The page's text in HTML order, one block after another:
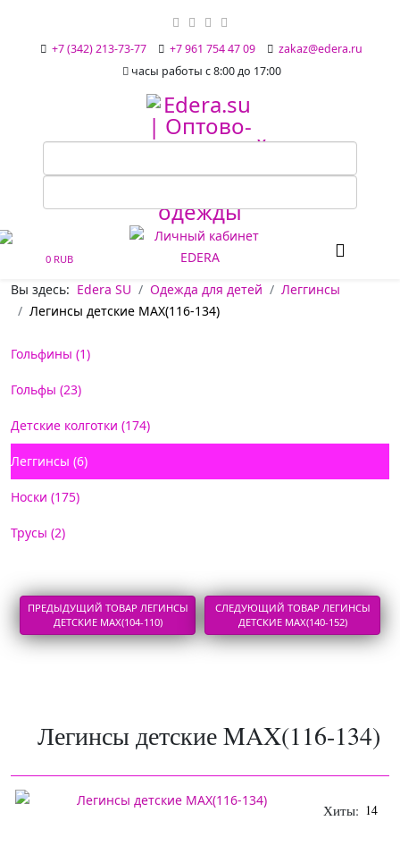
+7 (342) 213-73-77 +7 961 754 47 09
zakaz@edera.ru
часы работы с 8:00 до 17:00
0 RUB
Вы здесь: Edera SU Одежда для детей
Леггинсы
Легинсы детские MAX(116-134)
Гольфины (1)
Гольфы (23)
Детские колготки (174)
Леггинсы (6)
Носки (175)
Трусы (2)
ПРЕДЫДУЩИЙ ТОВАР ЛЕГИНСЫ
ДЕТСКИЕ MAX(104-110)
СЛЕДУЮЩИЙ ТОВАР ЛЕГИНСЫ
ДЕТСКИЕ MAX(140-152)
Легинсы детские MAX(116-134)
Хиты: 14